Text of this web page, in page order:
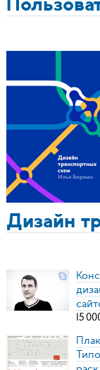
Дизайн
15